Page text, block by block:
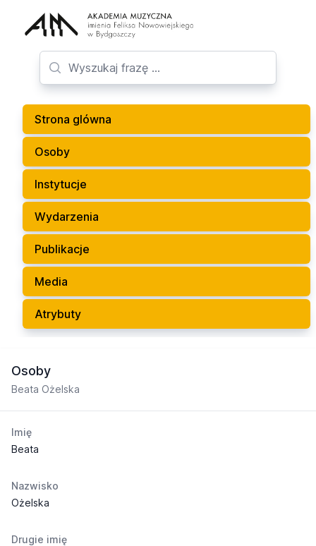
Strona glówna
Osoby
Instytucje
Wydarzenia
Publikacje
Media
Atrybuty
Osoby
Beata Ożelska
Imię
Beata
Nazwisko
Ożelska
Drugie imię